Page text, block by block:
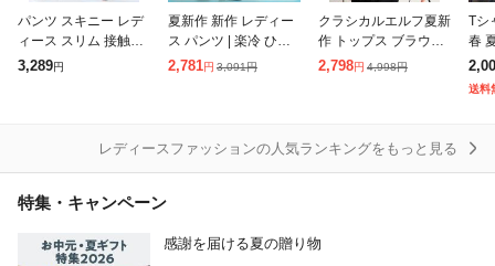
パンツ スキニー レデ
ィース スリム 接触冷
感 ひんやり 9分丈 ク
3,289円
夏新作 新作 レディー
ス パンツ | 楽冷 ひん
やり 接触冷感 COOL
2,781円 3,091円
クラシカルエルフ夏新
作 トップス ブラウス
レディース 袖タック
2,798円 4,998円
Tシ
春
S-
フ
送料
レディースファッションの人気ランキングをもっと見る
特集・キャンペーン
感謝を届ける夏の贈り物